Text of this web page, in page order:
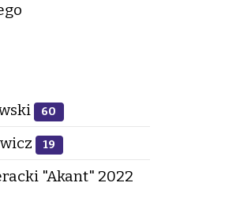
60
19
"Akant" 2022